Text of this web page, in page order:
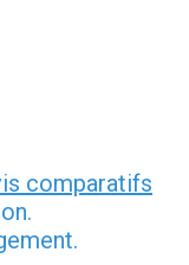
comparatifs